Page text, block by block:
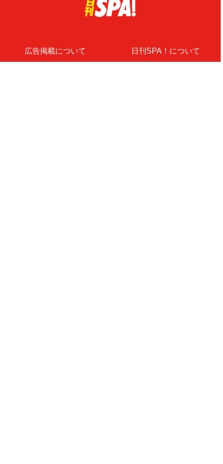
広告掲載について 日刊SPA！について